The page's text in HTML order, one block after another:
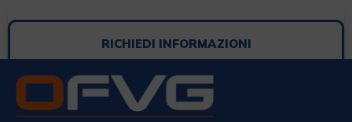
RICHIEDI INFORMAZIONI